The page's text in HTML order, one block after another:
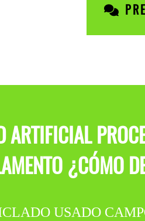
ARTIFICIAL
¿CÓMO
USADO